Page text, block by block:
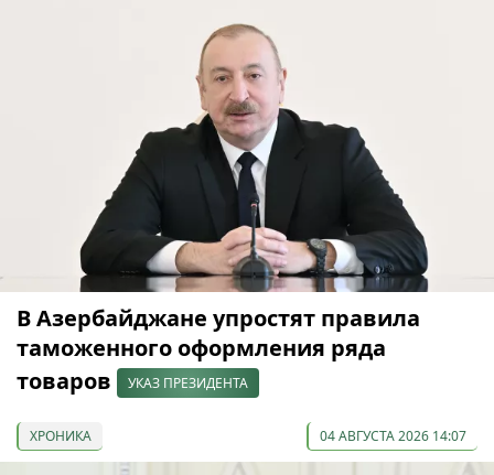
В Азербайджане упростят правила
таможенного оформления ряда
товаров
УКАЗ ПРЕЗИДЕНТА
ХРОНИКА 04 АВГУСТА 2026 14:07